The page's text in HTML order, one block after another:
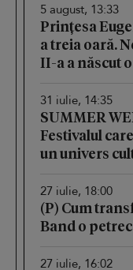
5 august, 13:33
Prințesa
a treia oară.
II-a a născut
31 iulie, 14:35
SUMMER
Festivalul
un univers
27 iulie, 18:00
(P) Cum
Band o
27 iulie, 16:02